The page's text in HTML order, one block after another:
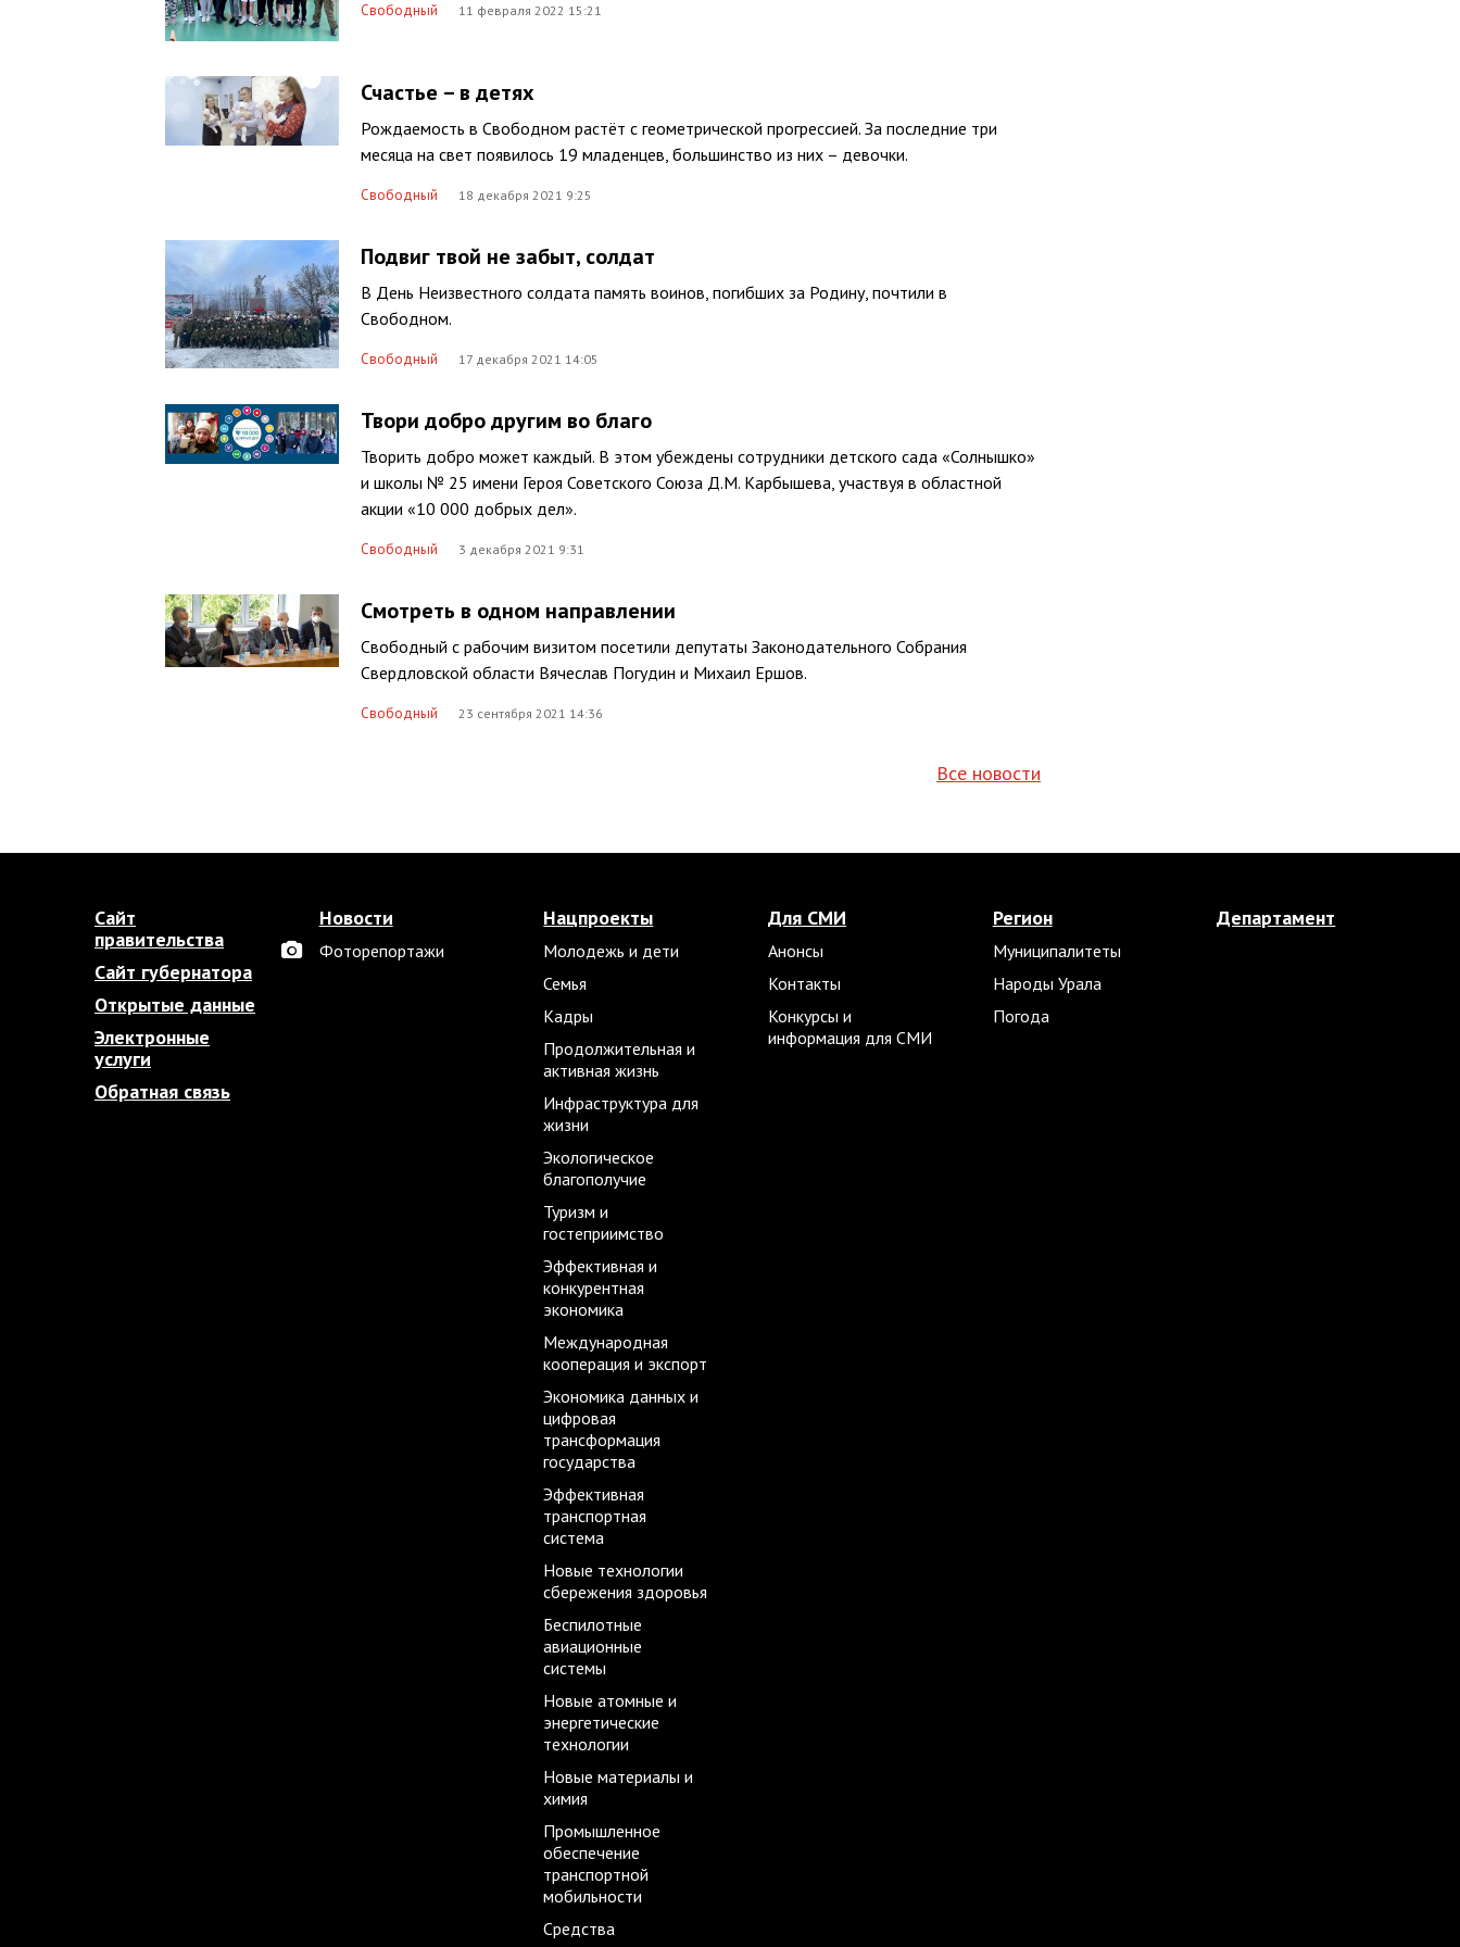
Свободный 11 февраля 2022 15:21
Счастье – в детях
Рождаемость в Свободном растёт с геометрической прогрессией. За последние три
месяца на свет появилось 19 младенцев, большинство из них – девочки.
Свободный 18 декабря 2021 9:25
Подвиг твой не забыт, солдат
В День Неизвестного солдата память воинов, погибших за Родину, почтили в
Свободном.
Свободный 17 декабря 2021 14:05
Твори добро другим во благо
Творить добро может каждый. В этом убеждены сотрудники детского сада «Солнышко»
и школы № 25 имени Героя Советского Союза Д.М. Карбышева, участвуя в областной
акции «10 000 добрых дел».
Свободный 3 декабря 2021 9:31
Смотреть в одном направлении
Свободный с рабочим визитом посетили депутаты Законодательного Собрания
Свердловской области Вячеслав Погудин и Михаил Ершов.
Свободный 23 сентября 2021 14:36
Все новости
Сайт
правительства
Сайт губернатора
Открытые данные
Электронные
услуги
Обратная связь
Новости
Фоторепортажи
Нацпроекты
Молодежь и дети
Семья
Кадры
Продолжительная и
активная жизнь
Инфраструктура для
жизни
Экологическое
благополучие
Туризм и
гостеприимство
Эффективная и
конкурентная
экономика
Международная
кооперация и экспорт
Экономика данных и
цифровая
трансформация
государства
Эффективная
транспортная
система
Новые технологии
сбережения здоровья
Беспилотные
авиационные
системы
Новые атомные и
энергетические
технологии
Новые материалы и
химия
Промышленное
обеспечение
транспортной
мобильности
Средства
Для СМИ
Анонсы
Контакты
Конкурсы и
информация для СМИ
Регион
Муниципалитеты
Народы Урала
Погода
Департамент